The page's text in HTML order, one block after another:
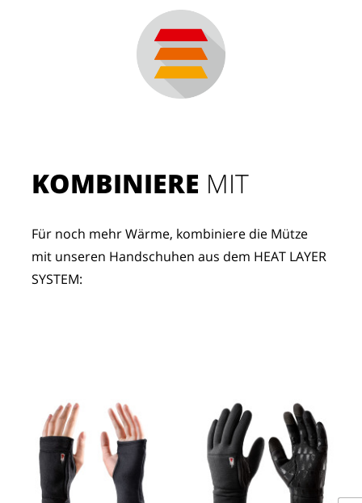
KOMBINIERE MIT
Für noch mehr Wärme, kombiniere die Mütze
mit unseren Handschuhen aus dem HEAT LAYER
SYSTEM: